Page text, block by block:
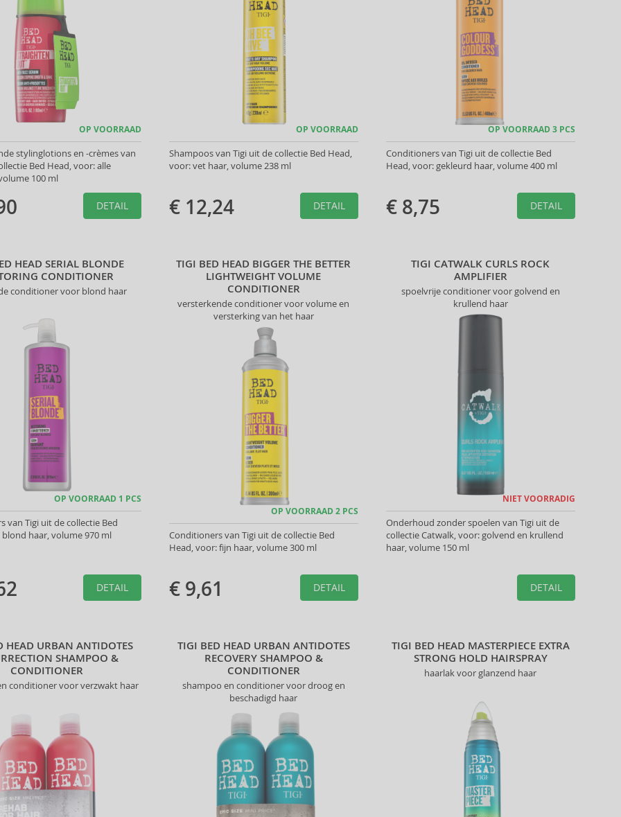
OP VOORRAAD
stylinglotions en -crèmes van
Bed Head, voor: alle
100 ml
DETAIL
OP VOORRAAD
Shampoos van Tigi uit de collectie Bed Head,
voor: vet haar, volume 238 ml
€ 12,24 DETAIL
OP VOORRAAD 3 PCS
Conditioners van Tigi uit de collectie Bed
Head, voor: gekleurd haar, volume 400 ml
€ 8,75 DETAIL
HEAD SERIAL BLONDE
CONDITIONER
conditioner voor blond haar
OP VOORRAAD 1 PCS
van Tigi uit de collectie Bed
blond haar, volume 970 ml
DETAIL
TIGI BED HEAD BIGGER THE BETTER
LIGHTWEIGHT VOLUME
CONDITIONER
versterkende conditioner voor volume en
versterking van het haar
OP VOORRAAD 2 PCS
Conditioners van Tigi uit de collectie Bed
Head, voor: fijn haar, volume 300 ml
€ 9,61 DETAIL
TIGI CATWALK CURLS ROCK
AMPLIFIER
spoelvrije conditioner voor golvend en
krullend haar
NIET VOORRADIG
Onderhoud zonder spoelen van Tigi uit de
collectie Catwalk, voor: golvend en krullend
haar, volume 150 ml
DETAIL
HEAD URBAN ANTIDOTES
SHAMPOO &
CONDITIONER
conditioner voor verzwakt haar
TIGI BED HEAD URBAN ANTIDOTES
RECOVERY SHAMPOO &
CONDITIONER
shampoo en conditioner voor droog en
beschadigd haar
TIGI BED HEAD MASTERPIECE EXTRA
STRONG HOLD HAIRSPRAY
haarlak voor glanzend haar